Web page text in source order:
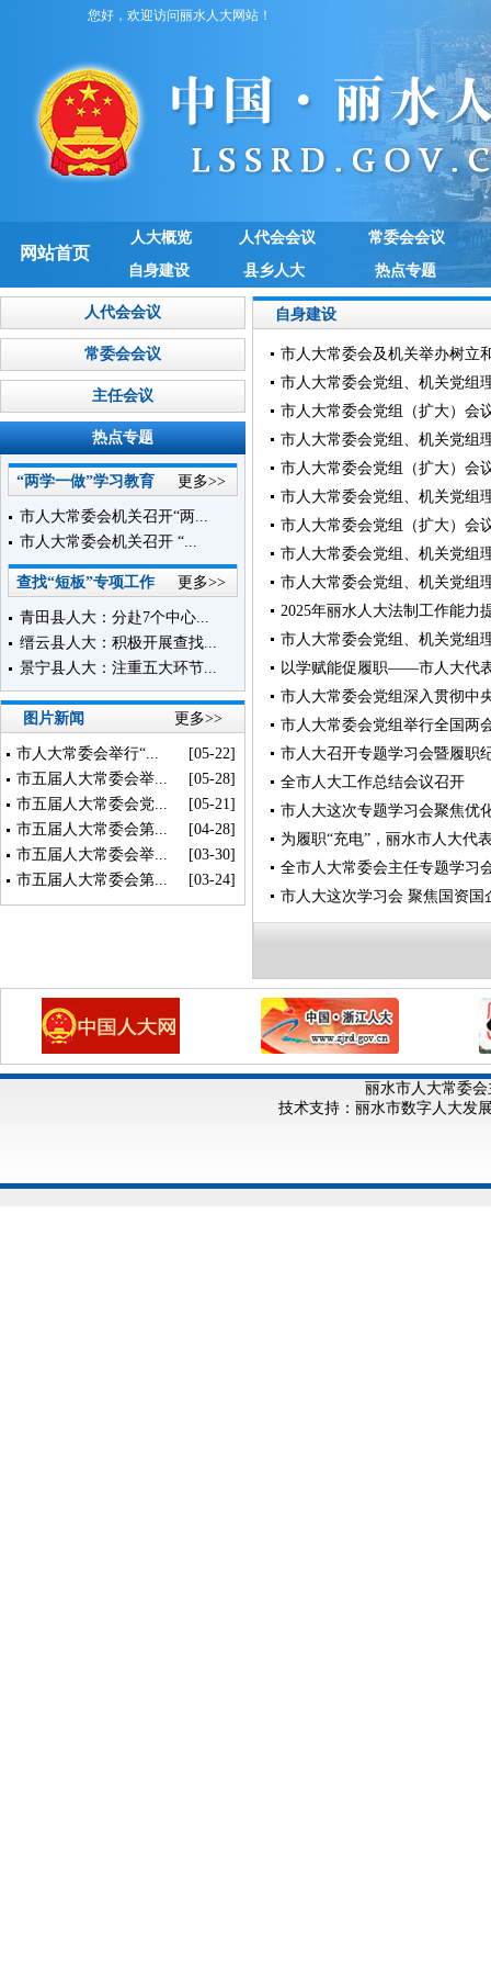
您好，欢迎访问丽水人大网站！
网站首页
人大概览 人代会会议
常委会会议
自身建设
县乡人大 热点专题
人代会会议
常委会会议
主任会议
热点专题
“两学一做”学习教育 更多>>
市人大常委会机关召开“两...
市人大常委会机关召开 “...
查找“短板”专项工作 更多>>
青田县人大：分赴7个中心...
缙云县人大：积极开展查找...
景宁县人大：注重五大环节...
图片新闻 更多>>
市人大常委会举行“...
[05-22]
市五届人大常委会举...
[05-28]
市五届人大常委会党...
[05-21]
市五届人大常委会第...
[04-28]
市五届人大常委会举...
[03-30]
市五届人大常委会第...
[03-24]
自身建设
市人大常委会及机关举办树立
市人大常委会党组、机关党组
市人大常委会党组（扩大）会
市人大常委会党组、机关党组
市人大常委会党组（扩大）会
市人大常委会党组、机关党组
市人大常委会党组（扩大）会
市人大常委会党组、机关党组
市人大常委会党组、机关党组
2025年丽水人大法制工作能力
市人大常委会党组、机关党组
以学赋能促履职——市人大代
市人大常委会党组深入贯彻中
市人大常委会党组举行全国两
市人大召开专题学习会暨履职
全市人大工作总结会议召开
市人大这次专题学习会聚焦优
为履职“充电”，丽水市人大代
全市人大常委会主任专题学习
市人大这次学习会 聚焦国资国
丽水市人大常委会
技术支持：丽水市数字人大发